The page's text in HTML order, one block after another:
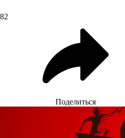
82
Поделиться